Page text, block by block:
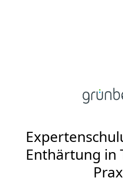
Enthärtung in